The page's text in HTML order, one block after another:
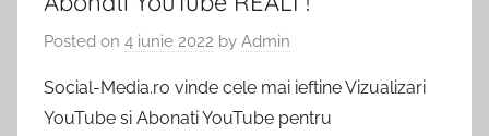
Vizualizari
YouTube
Pachete
Social
incepand
Posted on 4 iunie 2022 by Admin
Social-Media.ro vinde cele mai ieftine Vizualizari
YouTube si Abonati YouTube pentru